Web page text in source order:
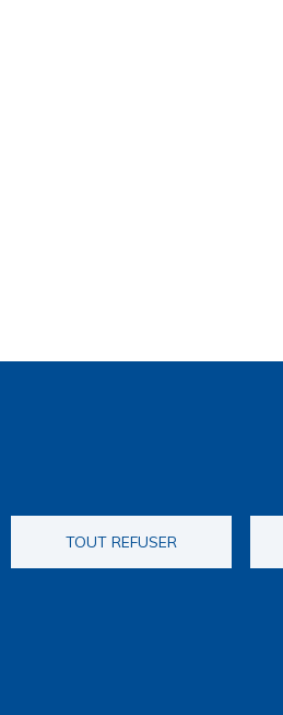
TOUT REFUSER